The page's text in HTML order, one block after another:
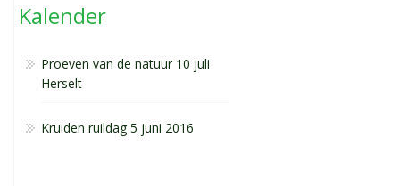
Kalender
Proeven van de natuur 10 juli
Herselt
Kruiden ruildag 5 juni 2016